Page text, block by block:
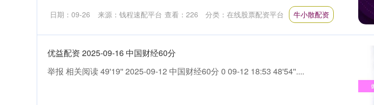
日期：09-26 来源：钱程速配平台 查看： 226 分类： 在线股票配资平台 牛小散配资
优益配资 2025-09-16 中国财经60分
举报 相关阅读 49'19'' 2025-09-12 中国财经60分 0 09-12 18:53 48'54''....